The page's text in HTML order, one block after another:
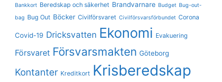
Bankkort Beredskap och säkerhet Brandvarnare Budget Bug-out-
bag Bug Out Böcker Civilförsvaret Civilförsvarsförbundet Corona
Covid-19 Dricksvatten Ekonomi Evakuering
Försvaret Försvarsmakten Göteborg
Kontanter Kreditkort Krisberedskap